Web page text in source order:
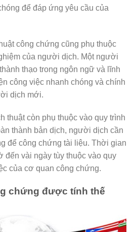
để đáp ứng yêu cầu của
công chứng cũng phụ thuộc
của người dịch. Một người
thạo trong ngôn ngữ và lĩnh
công việc nhanh chóng và chính
dịch mới.
thuật còn phụ thuộc vào quy trình
thành bản dịch, người dịch cần
để công chứng tài liệu. Thời gian
đến vài ngày tùy thuộc vào quy
của cơ quan công chứng.
chứng được tính thế